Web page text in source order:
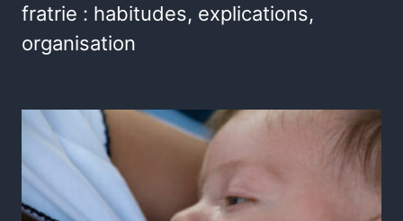
fratrie : habitudes, explications,
organisation